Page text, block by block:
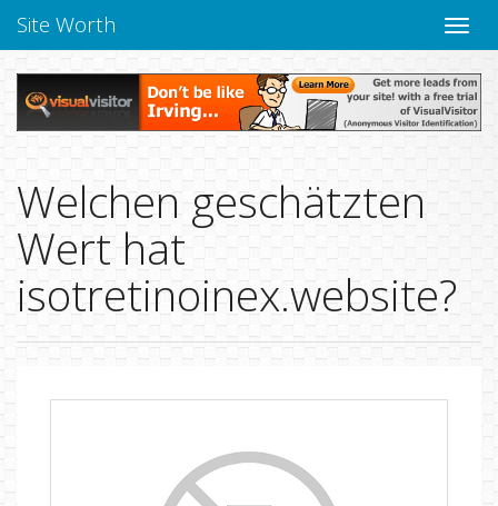
Site Worth
Welchen geschätzten
Wert hat
isotretinoinex.website?